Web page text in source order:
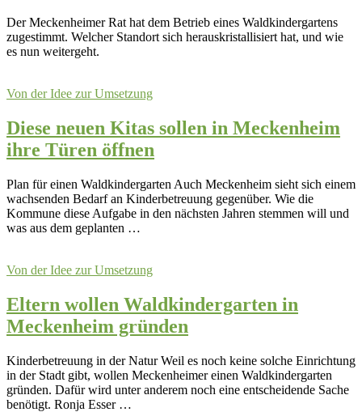
Der Meckenheimer Rat hat dem Betrieb eines Waldkindergartens
zugestimmt. Welcher Standort sich herauskristallisiert hat, und wie
es nun weitergeht.
Von der Idee zur Umsetzung
Diese neuen Kitas sollen in Meckenheim
ihre Türen öffnen
Plan für einen Waldkindergarten Auch Meckenheim sieht sich einem
wachsenden Bedarf an Kinderbetreuung gegenüber. Wie die
Kommune diese Aufgabe in den nächsten Jahren stemmen will und
was aus dem geplanten …
Von der Idee zur Umsetzung
Eltern wollen Waldkindergarten in
Meckenheim gründen
Kinderbetreuung in der Natur Weil es noch keine solche Einrichtung
in der Stadt gibt, wollen Meckenheimer einen Waldkindergarten
gründen. Dafür wird unter anderem noch eine entscheidende Sache
benötigt. Ronja Esser …